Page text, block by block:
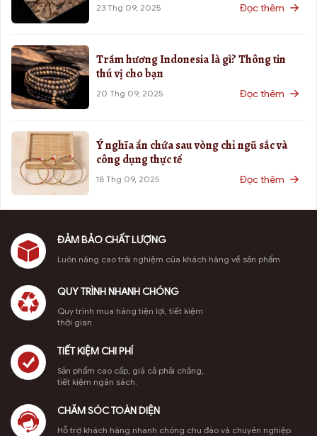
23 Thg 09, 2025 Đọc thêm
Trầm hương Indonesia là gì? Thông tin
thú vị cho bạn
20 Thg 09, 2025 Đọc thêm
Ý nghĩa ẩn chứa sau vòng chỉ ngũ sắc và
công dụng thực tế
18 Thg 09, 2025 Đọc thêm
ĐẢM BẢO CHẤT LƯỢNG
Luôn nâng cao trải nghiệm của khách hàng về sản phẩm.
QUY TRÌNH NHANH CHÓNG
Quy trình mua hàng tiện lợi, tiết kiệm
thời gian.
TIẾT KIỆM CHI PHÍ
Sản phẩm cao cấp, giá cả phải chăng,
tiết kiệm ngân sách.
CHĂM SÓC TOÀN DIỆN
Hỗ trợ khách hàng nhanh chóng chu đáo và chuyên nghiệp.